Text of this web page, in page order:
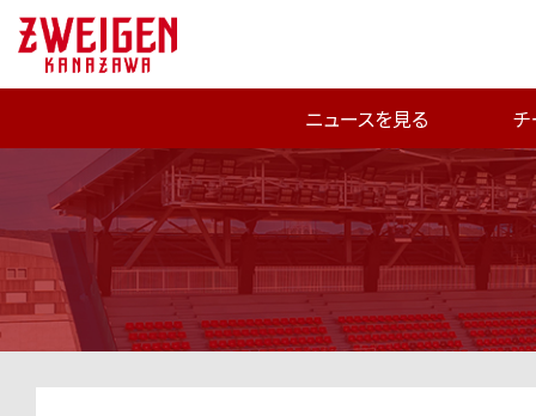
ニュースを見る